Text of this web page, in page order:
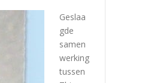
Geslaa
gde
samen
werking
tussen